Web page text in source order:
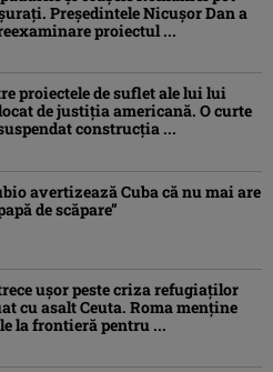
Președintele Nicușor Dan a
proiectul ...
proiectele de suflet ale lui lui
de justiția americană. O curte
construcția ...
avertizează Cuba că nu mai are
de scăpare”
ușor peste criza refugiaților
cu asalt Ceuta. Roma menține
la frontieră pentru ...